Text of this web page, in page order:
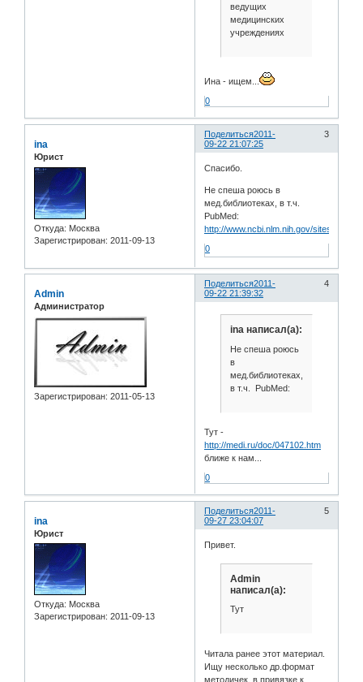
ведущих
медицинских
учреждениях
Ина - ищем...
0
Поделиться 3
2011-
09-22 21:07:25
ina
Юрист
Откуда: Москва
Зарегистрирован: 2011-09-13
Спасибо.
Не спеша роюсь в
мед.библиотеках, в т.ч.
PubMed:
http://www.ncbi.nlm.nih.gov/sites/entrez
0
Поделиться 4
2011-
09-22 21:39:32
Admin
Администратор
Зарегистрирован: 2011-05-13
ina написал(а):
Не спеша роюсь
в
мед.библиотеках,
в т.ч. PubMed:
Тут -
http://medi.ru/doc/047102.htm
ближе к нам...
0
Поделиться 5
2011-
09-27 23:04:07
ina
Юрист
Откуда: Москва
Зарегистрирован: 2011-09-13
Привет.
Admin
написал(а):
Тут
Читала ранее этот материал.
Ищу несколько др.формат
методичек, в привязке к